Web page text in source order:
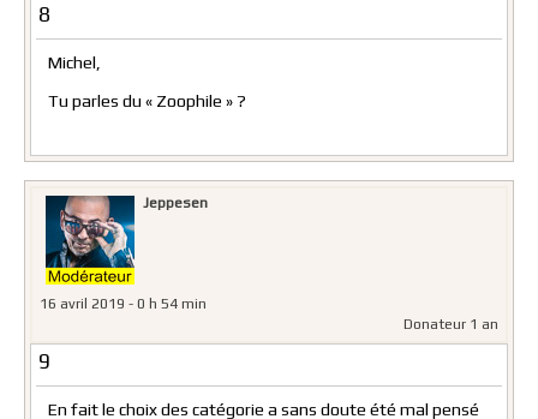
8
Michel,
Tu parles du « Zoophile » ?
Jeppesen
16 avril 2019 - 0 h 54 min
Donateur 1 an
9
En fait le choix des catégorie a sans doute été mal pensé